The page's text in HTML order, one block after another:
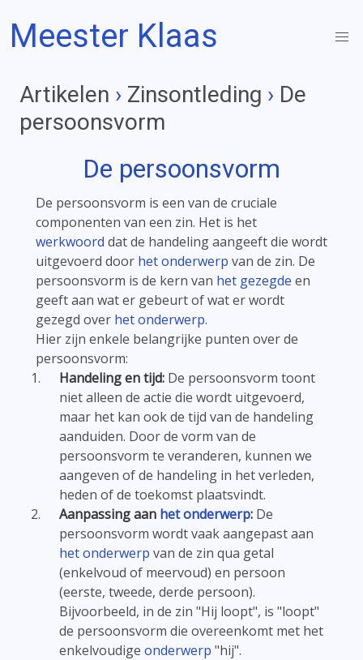
Meester Klaas
Artikelen › Zinsontleding › De
persoonsvorm
De persoonsvorm
De persoonsvorm is een van de cruciale
componenten van een zin. Het is het
werkwoord dat de handeling aangeeft die wordt
uitgevoerd door het onderwerp van de zin. De
persoonsvorm is de kern van het gezegde en
geeft aan wat er gebeurt of wat er wordt
gezegd over het onderwerp.
Hier zijn enkele belangrijke punten over de
persoonsvorm:
Handeling en tijd:De persoonsvorm toont
niet alleen de actie die wordt uitgevoerd,
maar het kan ook de tijd van de handeling
aanduiden. Door de vorm van de
persoonsvorm te veranderen, kunnen we
aangeven of de handeling in het verleden,
heden of de toekomst plaatsvindt.
Aanpassing aan het onderwerp:De
persoonsvorm wordt vaak aangepast aan
het onderwerp van de zin qua getal
(enkelvoud of meervoud) en persoon
(eerste, tweede, derde persoon).
Bijvoorbeeld, in de zin "Hij loopt", is "loopt"
de persoonsvorm die overeenkomt met het
enkelvoudige onderwerp "hij".